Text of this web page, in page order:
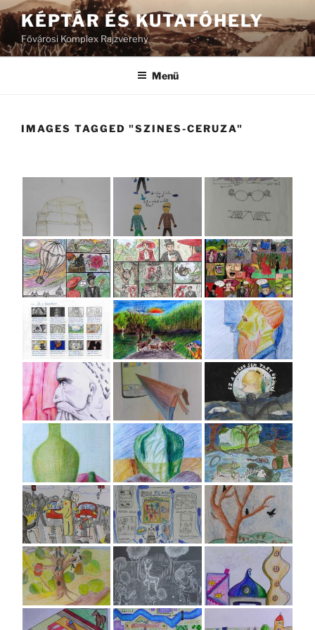
Tartalomhoz
KÉPTÁR ÉS KUTATÓHELY
Fővárosi Komplex Rajzvereny
Menü
IMAGES TAGGED "SZINES-CERUZA"